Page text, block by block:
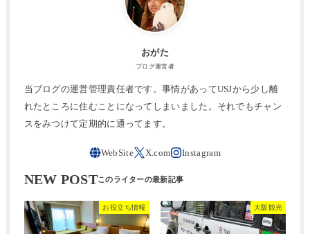
おがた
ブログ運営者
当ブログの運営管理責任者です。事情があってUSJから少し離
れたところに住むことになってしまいました。それでもチャン
スをみつけて定期的に通ってます。
NEW POST
お役立ち情報 大阪観光